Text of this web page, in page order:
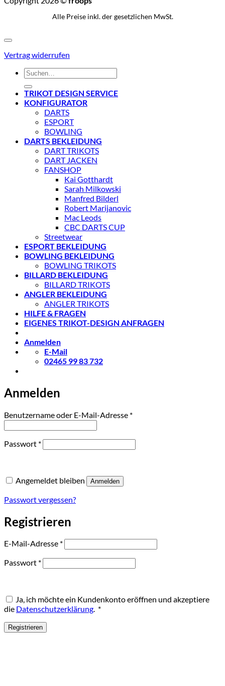
Alle Preise inkl. der gesetzlichen MwSt.
Vertrag widerrufen
Suchen
nach:
TRIKOT DESIGN SERVICE
KONFIGURATOR
DARTS
ESPORT
BOWLING
DARTS BEKLEIDUNG
DART TRIKOTS
DART JACKEN
FANSHOP
Kai Gotthardt
Sarah Milkowski
Manfred Bilderl
Robert Marijanovic
Mac Leods
CBC DARTS CUP
Streetwear
ESPORT BEKLEIDUNG
BOWLING BEKLEIDUNG
BOWLING TRIKOTS
BILLARD BEKLEIDUNG
BILLARD TRIKOTS
ANGLER BEKLEIDUNG
ANGLER TRIKOTS
HILFE & FRAGEN
EIGENES TRIKOT-DESIGN ANFRAGEN
Anmelden
E-Mail
02465 99 83 732
Anmelden
Benutzername oder E-Mail-Adresse *Erforderlich
Passwort *Erforderlich
Angemeldet bleiben Anmelden
Passwort vergessen?
Registrieren
E-Mail-Adresse *Erforderlich
Passwort *Erforderlich
Ja, ich möchte ein Kundenkonto eröffnen und akzeptiere
die Datenschutzerklärung. *Erforderlich
Registrieren